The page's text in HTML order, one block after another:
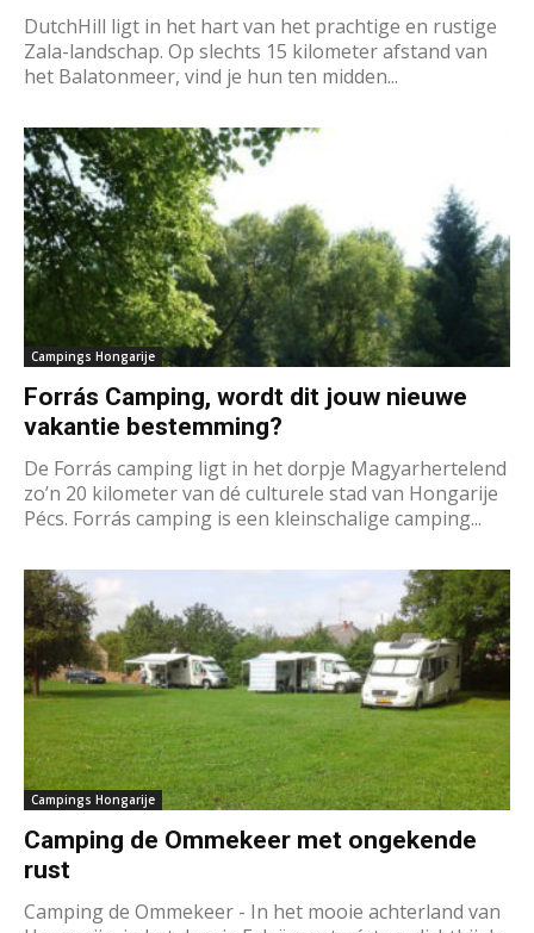
DutchHill ligt in het hart van het prachtige en rustige
Zala-landschap. Op slechts 15 kilometer afstand van
het Balatonmeer, vind je hun ten midden...
Campings Hongarije
Forrás Camping, wordt dit jouw nieuwe
vakantie bestemming?
De Forrás camping ligt in het dorpje Magyarhertelend
zo’n 20 kilometer van dé culturele stad van Hongarije
Pécs. Forrás camping is een kleinschalige camping...
Campings Hongarije
Camping de Ommekeer met ongekende
rust
Camping de Ommekeer - In het mooie achterland van